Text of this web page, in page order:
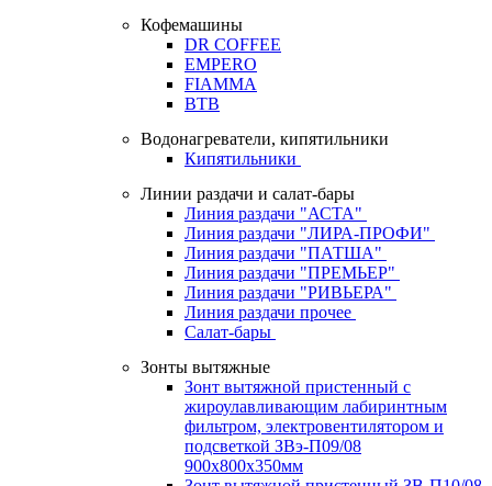
Кофемашины
DR COFFEE
EMPERO
FIAMMA
BTB
Водонагреватели, кипятильники
Кипятильники
Линии раздачи и салат-бары
Линия раздачи "АСТА"
Линия раздачи "ЛИРА-ПРОФИ"
Линия раздачи "ПАТША"
Линия раздачи "ПРЕМЬЕР"
Линия раздачи "РИВЬЕРА"
Линия раздачи прочее
Салат-бары
Зонты вытяжные
Зонт вытяжной пристенный с
жироулавливающим лабиринтным
фильтром, электровентилятором и
подсветкой ЗВэ-П09/08
900х800х350мм